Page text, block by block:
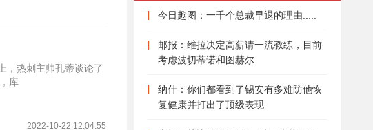
，热刺主帅孔蒂谈论了
库
2022-10-22 12:04:55
今日趣图：一千个总裁早退的理由.....
邮报：维拉决定高薪请一流教练，目前
考虑波切蒂诺和图赫尔
纳什：你们都看到了锡安有多难防他恢
复健康并打出了顶级表现